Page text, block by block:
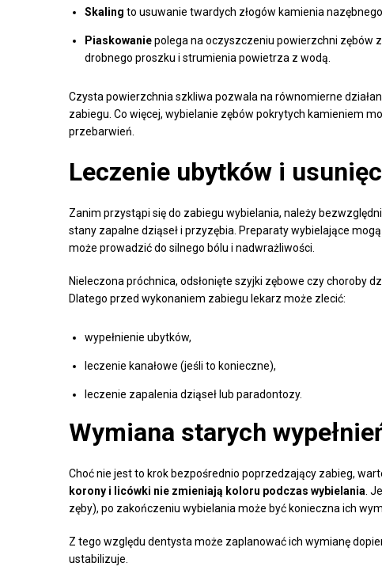
Skaling to usuwanie twardych złogów kamienia
Piaskowaniepolega na oczyszczeniu powierzchni zębów
drobnego proszku i strumienia powietrza z wodą.
Czysta powierzchnia szkliwa pozwala na równomierne
zabiegu. Co więcej, wybielanie zębów pokrytych kamieniem
przebarwień.
Leczenie ubytków i
Zanim przystąpi się do zabiegu wybielania, należy
stany zapalne dziąseł i przyzębia. Preparaty wybielające
może prowadzić do silnego bólu i nadwrażliwości.
Nieleczona próchnica, odsłonięte szyjki zębowe czy choroby
Dlatego przed wykonaniem zabiegu lekarz może zlecić:
wypełnienie ubytków,
leczenie kanałowe (jeśli to konieczne),
leczenie zapalenia dziąseł lub paradontozy.
Wymiana starych
Choć nie jest to krok bezpośrednio poprzedzający zabieg,
korony i licówki nie zmieniają koloru podczas wybielania .
zęby), po zakończeniu wybielania może być konieczna ich
Z tego względu dentysta może zaplanować ich wymianę
ustabilizuje.